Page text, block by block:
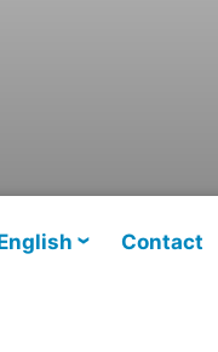
Contact